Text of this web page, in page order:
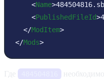
<Name>
<PublishedFileId>
</ModItem>
</Mods>
Где